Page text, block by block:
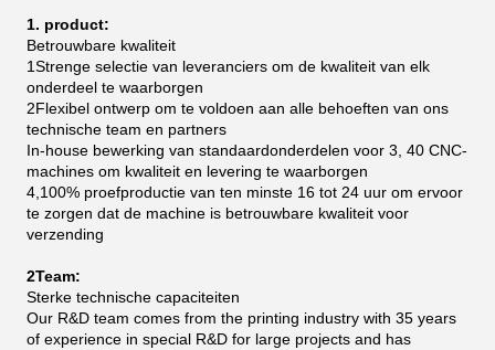
1. product:
Betrouwbare kwaliteit
1Strenge selectie van leveranciers om de kwaliteit van elk
onderdeel te waarborgen
2Flexibel ontwerp om te voldoen aan alle behoeften van ons
technische team en partners
In-house bewerking van standaardonderdelen voor 3, 40 CNC-
machines om kwaliteit en levering te waarborgen
4,100% proefproductie van ten minste 16 tot 24 uur om ervoor
te zorgen dat de machine is betrouwbare kwaliteit voor
verzending
2Team:
Sterke technische capaciteiten
Our R&D team comes from the printing industry with 35 years
of experience in special R&D for large projects and has